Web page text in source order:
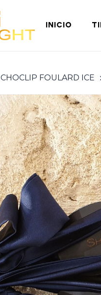
INICIO
CHOCLIP FOULARD ICE